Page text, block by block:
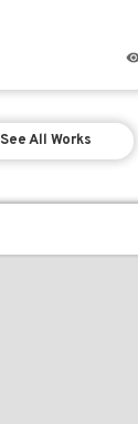
See All Works